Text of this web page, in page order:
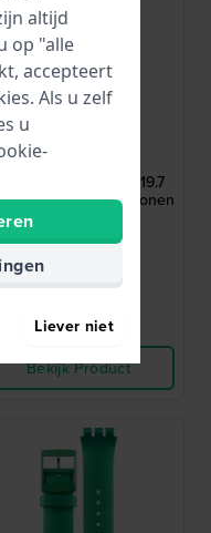
ASUOG712
Meet me at the Myrtl 19.7
Groen en grijs siliconen
€ 30,-
● Op voorraad
Vergelijk
Bekijk Product
altijd
op "alle
accepteert
Als u zelf
u
Liever niet